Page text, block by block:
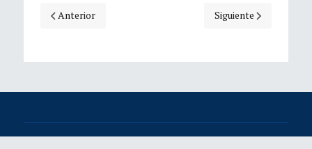
Artículo anterior: Chahal, J. S.
Anterior Artículo siguiente:
Siguiente